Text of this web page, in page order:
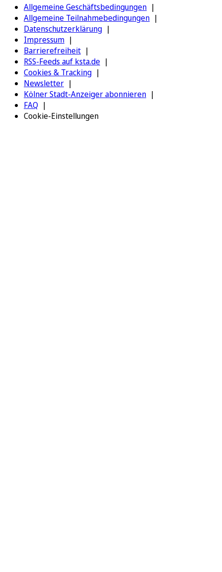
Allgemeine Geschäftsbedingungen
Allgemeine Teilnahmebedingungen
Datenschutzerklärung
Impressum
Barrierefreiheit
RSS-Feeds auf ksta.de
Cookies & Tracking
Newsletter
Kölner Stadt-Anzeiger abonnieren
FAQ
Cookie-Einstellungen